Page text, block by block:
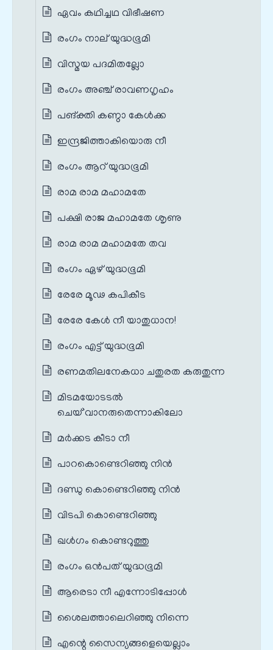
ഏവം കഥിച്ചഥ വിഭീഷണ
രംഗം നാല് യുദ്ധഭൂമി
വിസ്മയ പദമിതല്ലോ
രംഗം അഞ്ച് രാവണഗൃഹം
പങ്‌ക്തി കണ്ഠാ കേള്‍ക്ക
ഇന്ദ്രജിത്താകിയൊരു നീ
രംഗം ആറ് യുദ്ധഭൂമി
രാമ രാമ മഹാമതേ
പക്ഷി രാജ മഹാമതേ ശൃണു
രാമ രാമ മഹാമതേ തവ
രംഗം ഏഴ് യുദ്ധഭൂമി
രേരേ മൂഢ കപികീട
രേരേ കേൾ നീ യാതുധാന!
രംഗം എട്ട് യുദ്ധഭൂമി
രണമതിലനേകധാ ചതുരത കരുതുന്ന
മിടമയോടടൽ
ചെയ്`വാനരുതെന്നാകിലോ
മര്‍ക്കട കീടാ നീ
പാറകൊണ്ടെറിഞ്ഞു നിന്‍
ദണ്ഡു കൊണ്ടെറിഞ്ഞു നിന്‍
വിടപി കൊണ്ടെറിഞ്ഞു
ഖള്‍ഗം കൊണ്ടറുത്തു
രംഗം ഒൻപത് യുദ്ധഭൂമി
ആരെടാ നീ എന്നോടിപ്പോൾ
ശൈലത്താലെറിഞ്ഞു നിന്നെ
എന്റെ സൈന്യങ്ങളെയെല്ലാം